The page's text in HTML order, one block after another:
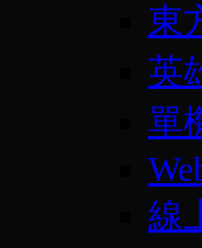
東
英
單
線